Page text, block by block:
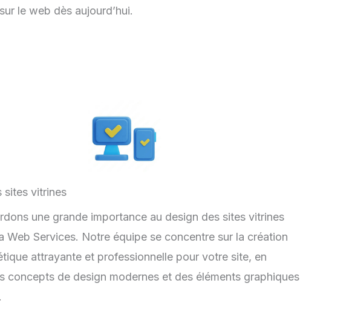
le web dès aujourd’hui.
sites vitrines
une grande importance au design des sites vitrines
Web Services. Notre équipe se concentre sur la création
attrayante et professionnelle pour votre site, en
concepts de design modernes et des éléments graphiques